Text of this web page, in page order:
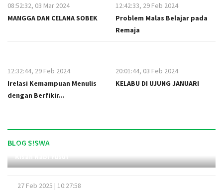
08:52:32, 03 Mar 2024
MANGGA DAN CELANA SOBEK
12:42:33, 29 Feb 2024
Problem Malas Belajar pada
Remaja
12:32:44, 29 Feb 2024
Irelasi Kemampuan Menulis
dengan Berfikir...
20:01:44, 03 Feb 2024
KELABU DI UJUNG JANUARI
BLOG SISWA
Amik Widyawati
27 Feb 2025 | 10:27:58